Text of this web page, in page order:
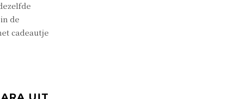
de
cadeautje